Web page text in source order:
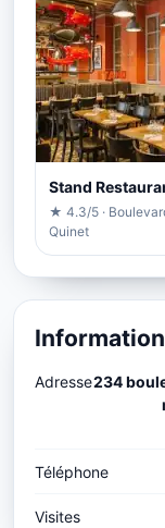
Stand
★ 4.3/5 ·
Quinet
Adresse234
Téléphone
Visites